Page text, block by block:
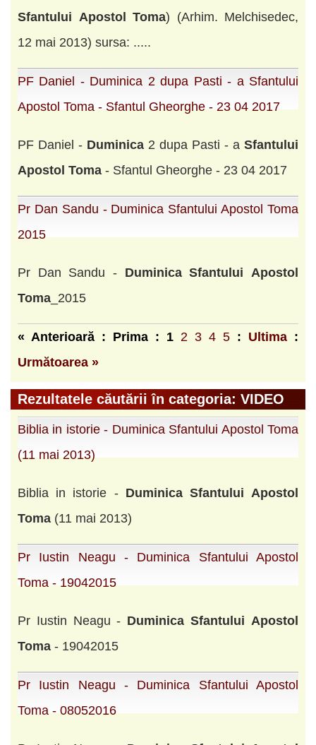
Sfantului Apostol Toma) (Arhim. Melchisedec,
12 mai 2013) sursa: .....
PF Daniel - Duminica 2 dupa Pasti - a Sfantului
Apostol Toma - Sfantul Gheorghe - 23 04 2017
PF Daniel - Duminica 2 dupa Pasti - a Sfantului
Apostol Toma - Sfantul Gheorghe - 23 04 2017
Pr Dan Sandu - Duminica Sfantului Apostol Toma
2015
Pr Dan Sandu - Duminica Sfantului
Apostol
Toma _2015
« Anterioară : Prima : 1 2 3 4 5 : Ultima :
Următoarea »
Rezultatele căutării în categoria: VIDEO
Biblia in istorie - Duminica Sfantului Apostol Toma
(11 mai 2013)
Biblia in istorie - Duminica Sfantului Apostol
Toma (11 mai 2013)
Pr Iustin Neagu - Duminica Sfantului Apostol
Toma - 19042015
Pr Iustin Neagu - Duminica Sfantului Apostol
Toma - 19042015
Pr Iustin Neagu - Duminica Sfantului Apostol
Toma - 08052016